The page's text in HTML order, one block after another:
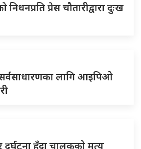
निधनप्रति प्रेस चौतारीद्वारा दुःख
सर्वसाधारणका लागि आइपिओ
दुर्घटना हुँदा चालकको मृत्यु